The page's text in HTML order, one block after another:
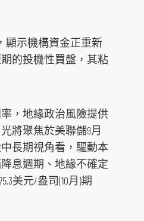
顯示機構資金正重新
的投機性買盤，其粘
，地緣政治風險提供
將聚焦於美聯儲9月
長期視角看，驅動本
息週期、地緣不確定
美元/盎司(10月)期